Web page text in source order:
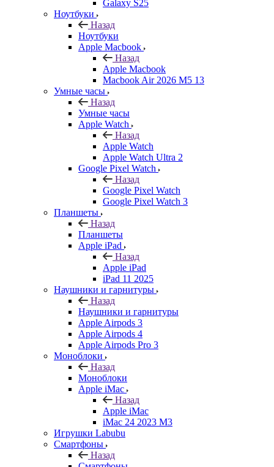
Galaxy S25
Ноутбуки
Назад
Ноутбуки
Apple Macbook
Назад
Apple Macbook
Macbook Air 2026 M5 13
Умные часы
Назад
Умные часы
Apple Watch
Назад
Apple Watch
Apple Watch Ultra 2
Google Pixel Watch
Назад
Google Pixel Watch
Google Pixel Watch 3
Планшеты
Назад
Планшеты
Apple iPad
Назад
Apple iPad
iPad 11 2025
Наушники и гарнитуры
Назад
Наушники и гарнитуры
Apple Airpods 3
Apple Airpods 4
Apple Airpods Pro 3
Моноблоки
Назад
Моноблоки
Apple iMac
Назад
Apple iMac
iMac 24 2023 M3
Игрушки Labubu
Смартфоны
Назад